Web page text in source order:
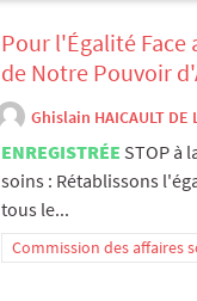
Pour l'Égalité Face
de Notre Pouvoir
Ghislain HAICAULT DE
ENREGISTRÉE STOP à
soins : Rétablissons
tous le...
Commission des affaires